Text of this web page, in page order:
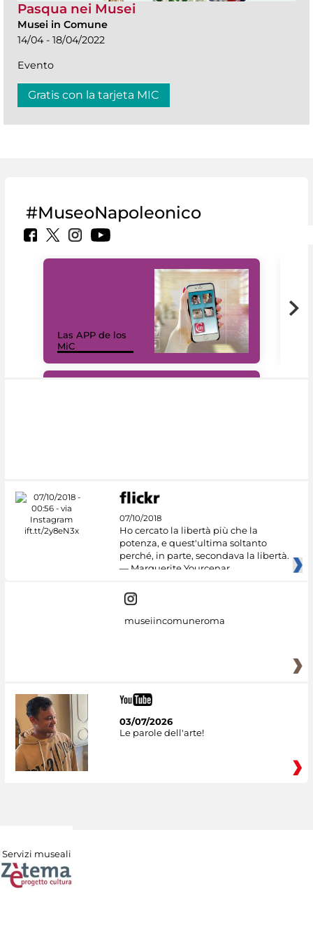
Pasqua nei Musei
Musei in Comune
14/04 - 18/04/2022
Evento
Gratis con la tarjeta MIC
#MuseoNapoleonico
Las APP de los
MiC
07/10/2018
Ho cercato la libertà più che la
potenza, e quest'ultima soltanto
perché, in parte, secondava la libertà.
— Marguerite Yourcenar
museiincomuneroma
03/07/2026
Le parole dell'arte!
Servizi museali